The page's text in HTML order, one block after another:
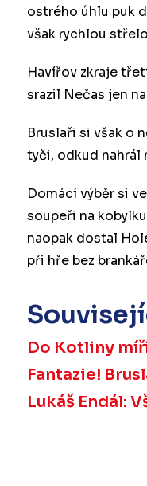
ostrého úhlu puk
však rychlou
Havířov zkraje
srazil Nečas jen
Bruslaři si však o
tyči, odkud nahrál
Domácí výběr si
soupeři na
naopak dostal
při hře bez
Do Kotliny
Fantazie!
Lukáš Endál: